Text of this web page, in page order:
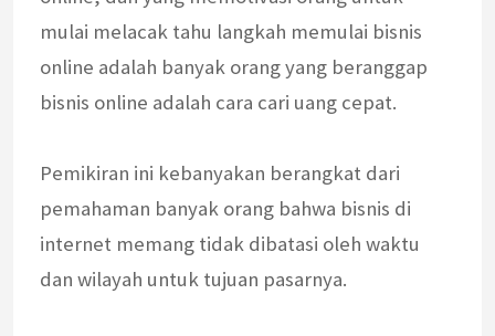
mulai melacak tahu langkah memulai bisnis
online adalah banyak orang yang beranggap
bisnis online adalah cara cari uang cepat.
Pemikiran ini kebanyakan berangkat dari
pemahaman banyak orang bahwa bisnis di
internet memang tidak dibatasi oleh waktu
dan wilayah untuk tujuan pasarnya.